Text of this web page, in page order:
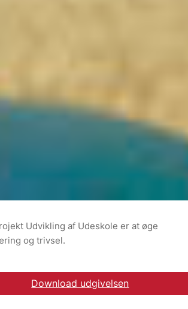
Udvikling af Udeskole er at øge
og trivsel.
Download udgivelsen
Hent rapporten